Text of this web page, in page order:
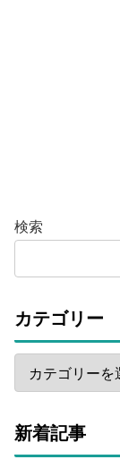
検索
カテゴリー
新着記事